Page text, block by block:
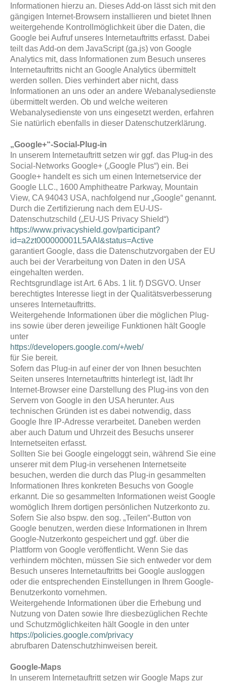
Informationen hierzu an. Dieses Add-on lässt sich mit den
gängigen Internet-Browsern installieren und bietet Ihnen
weitergehende Kontrollmöglichkeit über die Daten, die
Google bei Aufruf unseres Internetauftritts erfasst. Dabei
teilt das Add-on dem JavaScript (ga.js) von Google
Analytics mit, dass Informationen zum Besuch unseres
Internetauftritts nicht an Google Analytics übermittelt
werden sollen. Dies verhindert aber nicht, dass
Informationen an uns oder an andere Webanalysedienste
übermittelt werden. Ob und welche weiteren
Webanalysedienste von uns eingesetzt werden, erfahren
Sie natürlich ebenfalls in dieser Datenschutzerklärung.
„Google+“-Social-Plug-in
In unserem Internetauftritt setzen wir ggf. das Plug-in des
Social-Networks Google+ („Google Plus“) ein. Bei
Google+ handelt es sich um einen Internetservice der
Google LLC., 1600 Amphitheatre Parkway, Mountain
View, CA 94043 USA, nachfolgend nur „Google“ genannt.
Durch die Zertifizierung nach dem EU-US-
Datenschutzschild („EU-US Privacy Shield“)
https://www.privacyshield.gov/participant?
id=a2zt000000001L5AAI&status=Active
garantiert Google, dass die Datenschutzvorgaben der EU
auch bei der Verarbeitung von Daten in den USA
eingehalten werden.
Rechtsgrundlage ist Art. 6 Abs. 1 lit. f) DSGVO. Unser
berechtigtes Interesse liegt in der Qualitätsverbesserung
unseres Internetauftritts.
Weitergehende Informationen über die möglichen Plug-
ins sowie über deren jeweilige Funktionen hält Google
unter
https://developers.google.com/+/web/
für Sie bereit.
Sofern das Plug-in auf einer der von Ihnen besuchten
Seiten unseres Internetauftritts hinterlegt ist, lädt Ihr
Internet-Browser eine Darstellung des Plug-ins von den
Servern von Google in den USA herunter. Aus
technischen Gründen ist es dabei notwendig, dass
Google Ihre IP-Adresse verarbeitet. Daneben werden
aber auch Datum und Uhrzeit des Besuchs unserer
Internetseiten erfasst.
Sollten Sie bei Google eingeloggt sein, während Sie eine
unserer mit dem Plug-in versehenen Internetseite
besuchen, werden die durch das Plug-in gesammelten
Informationen Ihres konkreten Besuchs von Google
erkannt. Die so gesammelten Informationen weist Google
womöglich Ihrem dortigen persönlichen Nutzerkonto zu.
Sofern Sie also bspw. den sog. „Teilen“-Button von
Google benutzen, werden diese Informationen in Ihrem
Google-Nutzerkonto gespeichert und ggf. über die
Plattform von Google veröffentlicht. Wenn Sie das
verhindern möchten, müssen Sie sich entweder vor dem
Besuch unseres Internetauftritts bei Google ausloggen
oder die entsprechenden Einstellungen in Ihrem Google-
Benutzerkonto vornehmen.
Weitergehende Informationen über die Erhebung und
Nutzung von Daten sowie Ihre diesbezüglichen Rechte
und Schutzmöglichkeiten hält Google in den unter
https://policies.google.com/privacy
abrufbaren Datenschutzhinweisen bereit.
Google-Maps
In unserem Internetauftritt setzen wir Google Maps zur